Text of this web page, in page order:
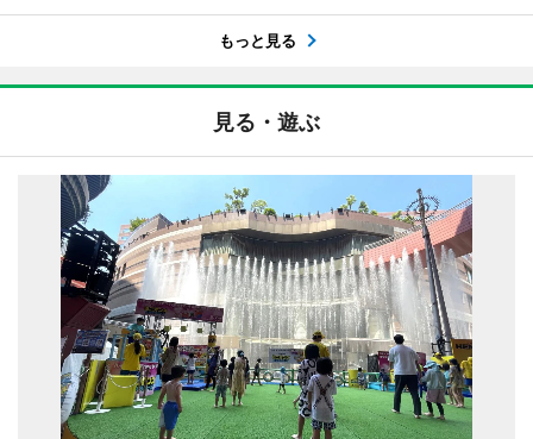
もっと見る
見る・遊ぶ